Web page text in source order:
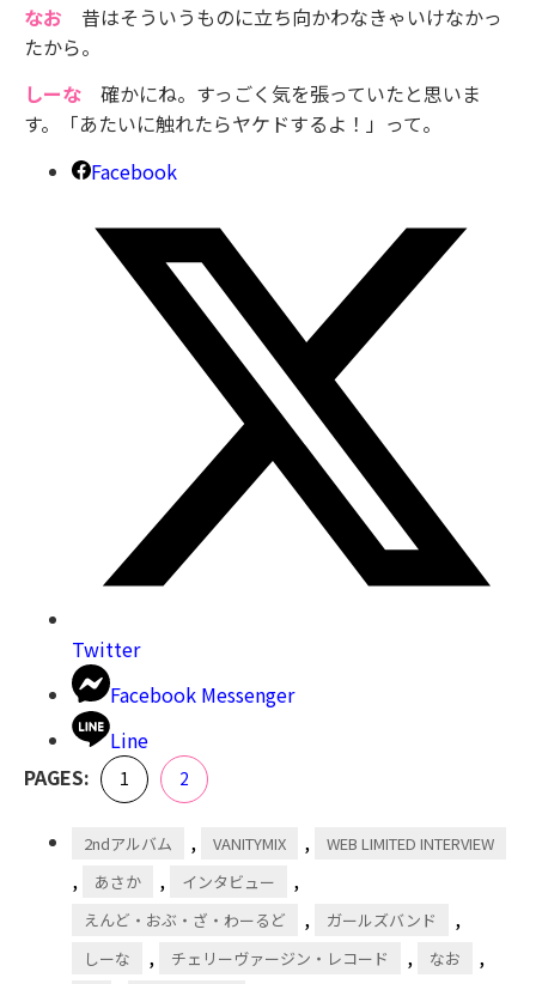
なお 昔はそういうものに立ち向かわなきゃいけなかっ
たから。
しーな 確かにね。すっごく気を張っていたと思いま
す。「あたいに触れたらヤケドするよ！」って。
Facebook
Twitter
Facebook Messenger
Line
PAGES:
Page
1 Page
2
2ndアルバム , VANITYMIX , WEB LIMITED INTERVIEW
, あさか , インタビュー ,
えんど・おぶ・ざ・わーるど , ガールズバンド ,
しーな , チェリーヴァージン・レコード , なお ,